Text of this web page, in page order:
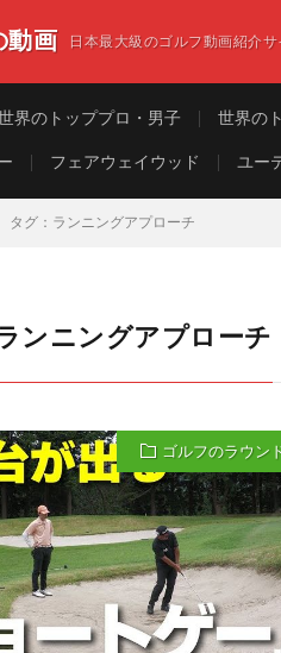
動画 日本最大級のゴルフ動画紹介サ
界のトッププロ・男子 世界の
フェアウェイウッド ユー
タグ：ランニングアプローチ
ンニングアプローチ
ゴルフのラウン